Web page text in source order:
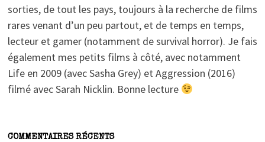
sorties, de tout les pays, toujours à la recherche de films
rares venant d’un peu partout, et de temps en temps,
lecteur et gamer (notamment de survival horror). Je fais
également mes petits films à côté, avec notamment
Life en 2009 (avec Sasha Grey) et Aggression (2016)
filmé avec Sarah Nicklin. Bonne lecture
COMMENTAIRES RÉCENTS